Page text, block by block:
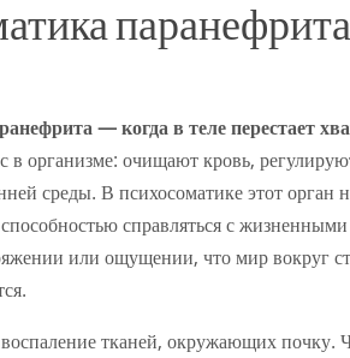
паранефрита
— когда в теле перестает
в организме: очищают кровь,
среды. В психосоматике этот
справляться с
или ощущении, что мир вокруг
тканей, окружающих почку.